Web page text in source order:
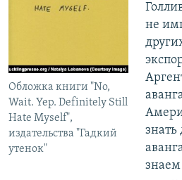
Обложка книги "No,
Wait. Yep. Definitely Still
Hate Myself",
издательства "Гадкий
утенок"
не